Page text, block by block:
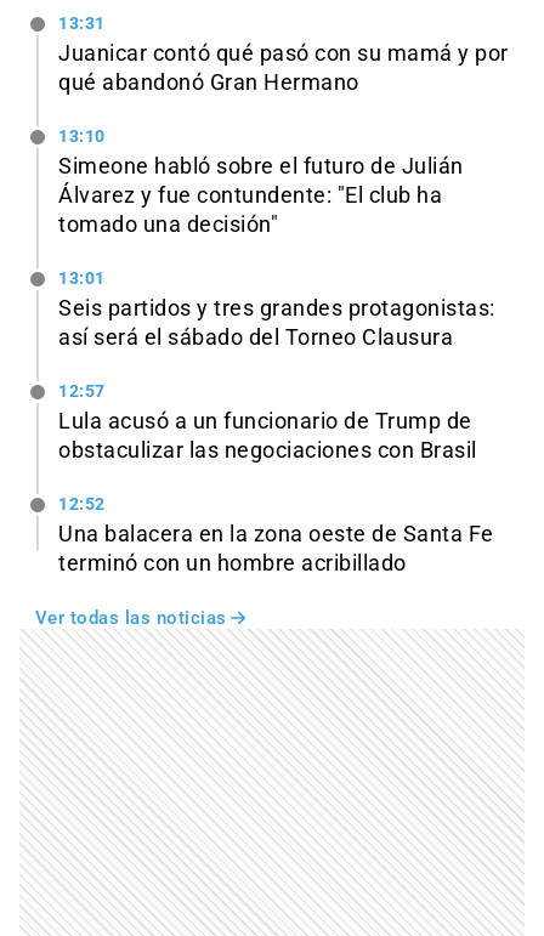
13:31
Juanicar contó qué pasó con su mamá y por
qué abandonó Gran Hermano
13:10
Simeone habló sobre el futuro de Julián
Álvarez y fue contundente: "El club ha
tomado una decisión"
13:01
Seis partidos y tres grandes protagonistas:
así será el sábado del Torneo Clausura
12:57
Lula acusó a un funcionario de Trump de
obstaculizar las negociaciones con Brasil
12:52
Una balacera en la zona oeste de Santa Fe
terminó con un hombre acribillado
Ver todas las noticias